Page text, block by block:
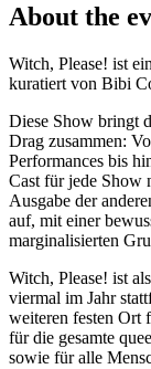
About the
Witch, Please! ist
kuratiert von Bibi
Diese Show bringt
Drag zusammen:
Performances bis
Cast für jede Show
Ausgabe der
auf, mit einer
marginalisierten
Witch, Please! ist
viermal im Jahr
weiteren festen Ort
für die gesamte
sowie für alle